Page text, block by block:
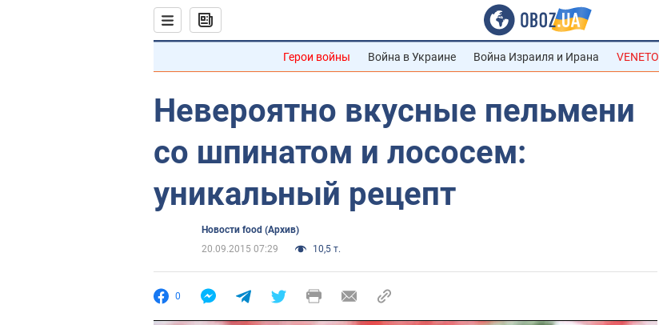
Герои войны Война в Украине Война Израиля и Ирана VENETO
Невероятно вкусные пельмени
со шпинатом и лососем:
уникальный рецепт
Новости food (Архив)
20.09.2015 07:29
10,5 т.
0